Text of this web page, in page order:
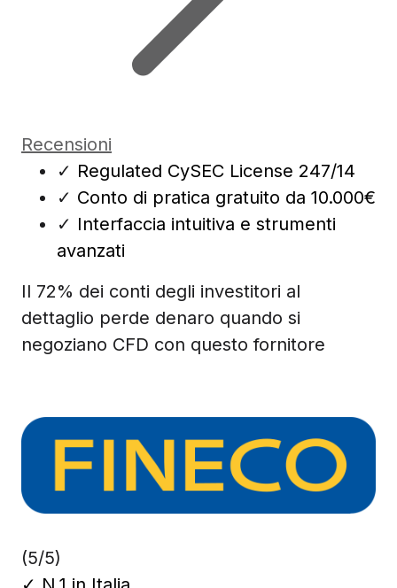
Recensioni
✓ Regulated CySEC License 247/14
✓ Conto di pratica gratuito da 10.000€
✓ Interfaccia intuitiva e strumenti
avanzati
Il 72% dei conti degli investitori al
dettaglio perde denaro quando si
negoziano CFD con questo fornitore
(5/5)